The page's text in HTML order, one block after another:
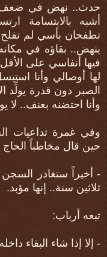
حدث.. نهض في ضعف
أشبه بالابتسامة
تطفحان بأسي لم تفلح
ينهض.. بقاؤه في
فيها أنفاسي على
لها أوصالي وأنا
الصبر دون قدرة يولِّد
وأنا احتضنه بعنف.. لا
وفي غمرة تداعيات
حين قال مخاطباً الحاج
- أخيراً ستغادر
ثلاثين سنة.. إنها مؤبد.
تبعه أرباب:
- إلا إذا شاء البقاء